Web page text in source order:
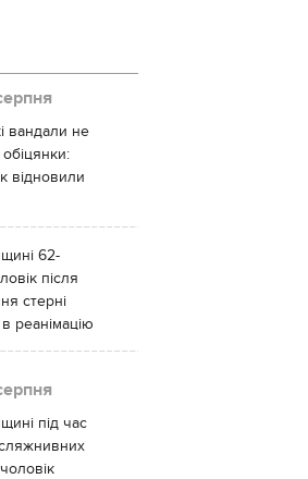
вандали не
відновили
62-
після
стерні
реанімацію
під час